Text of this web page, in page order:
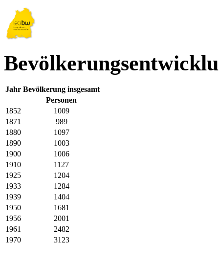
Jahr Bevölkerung insgesamt
Personen
1852
1009
1871
989
1880
1097
1890
1003
1900
1006
1910
1127
1925
1204
1933
1284
1939
1404
1950
1681
1956
2001
1961
2482
1970
3123